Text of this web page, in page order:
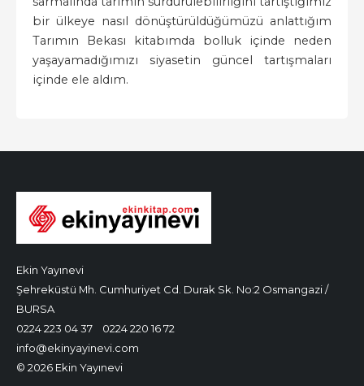
bir ülkeye nasıl dönüştürüldüğümüzü anlattığım
Tarımın Bekası kitabımda bolluk içinde neden
yaşayamadığımızı siyasetin güncel tartışmaları
içinde ele aldım.
Ekin Yayınevi
Şehreküstü Mh. Cumhuriyet Cd. Durak Sk. No:2 Osmangazi /
BURSA
0224 223 04 37
0224 220 16 72
info@ekinyayinevi.com
© 2026 Ekin Yayınevi